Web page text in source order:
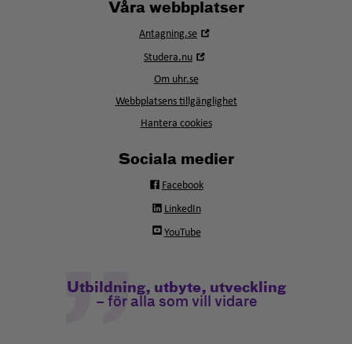
Våra webbplatser
Antagning.se
Studera.nu
fönster
Om uhr.se
Webbplatsens tillgänglighet
Hantera cookies
Sociala medier
Facebook
LinkedIn
YouTube
Utbildning, utbyte, utveckling
– för alla som vill vidare